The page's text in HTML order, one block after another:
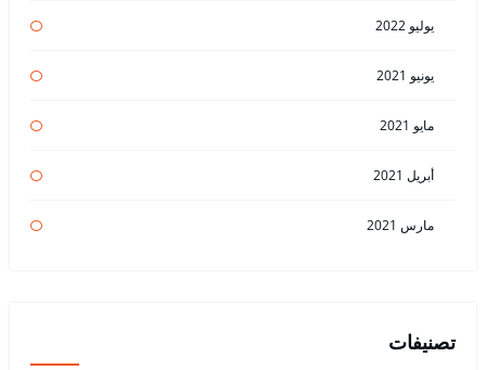
يوليو 2022
يونيو 2021
مايو 2021
أبريل 2021
مارس 2021
تصنيفات